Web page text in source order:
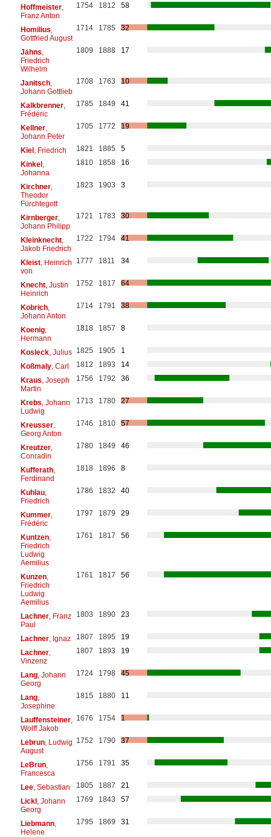
Hoffmeister,
Franz Anton
1754 1812 58
Homilius
Gottfried August
1714 1785 32
Jähns
Friedrich
Wilhelm
1809 1888 17
Janitsch,
Johann Gottlieb
1708 1763 10
Kalkbrenner,
Frédéric
1785 1849 41
Kellner,
Johann Peter
1705 1772 19
Kiel, Friedrich 1821 1885
5
Kinkel,
Johanna
1810 1858 16
Kirchner,
Theodor
Fürchtegott
1823 1903 3
Kirnberger,
Johann Philipp
1721 1783 30
Kleinknecht,
Jakob Friedrich
1722 1794 41
Kleist, Heinrich
von
1777 1811 34
Knecht, Justin
Heinrich
1752 1817 64
Kobrich,
Johann Anton
1714 1791 38
Koenig,
Hermann
1818 1857 8
Kosleck, Julius 1825 1905
1
Koßmaly, Carl 1812 1893
14
Kraus , Joseph
Martin
1756 1792 36
Krebs , Johann
Ludwig
1713 1780 27
Kreusser,
Georg Anton
1746 1810 57
Kreutzer,
Conradin
1780 1849 46
Kufferath,
Ferdinand
1818 1896 8
Kuhlau,
Friedrich
1786 1832 40
Kummer,
Frédéric
1797 1879 29
Kuntzen,
Friedrich
Ludwig
Aemilius
1761 1817 56
Kunzen,
Friedrich
Ludwig
Aemilius
1761 1817 56
Lachner, Franz
Paul
1803 1890 23
Lachner, Ignaz 1807 1895
19
Lachner,
Vinzenz
1807 1893 19
Lang, Johann
Georg
1724 1798 45
Lang,
Josephine
1815 1880 11
Lauffensteiner,
Wolff Jakob
1676 1754 1
Lebrun, Ludwig
August
1752 1790 37
LeBrun,
Francesca
1756 1791 35
Lee, Sebastian 1805 1887
21
Lickl, Johann
Georg
1769 1843 57
Liebmann,
Helene
1795 1869 31